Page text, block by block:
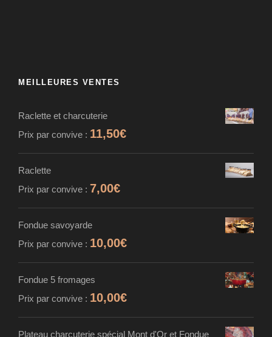
MEILLEURES VENTES
Raclette et charcuterie
Prix par convive : 11,50€
Raclette
Prix par convive : 7,00€
Fondue savoyarde
Prix par convive : 10,00€
Fondue 5 fromages
Prix par convive : 10,00€
Plateau charcuterie spécial Mont d'Or et Fondue